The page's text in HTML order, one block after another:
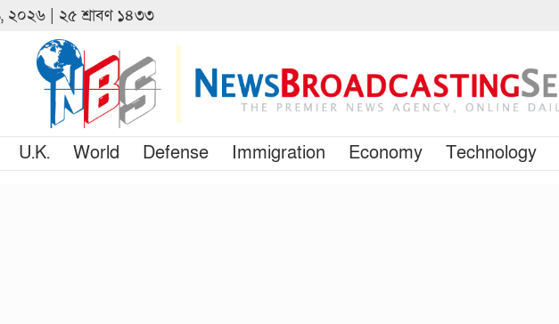
২০২৬ | ২৫ শ্রাবণ ১৪৩৩
U.K. World Defense Immigration Economy Technology